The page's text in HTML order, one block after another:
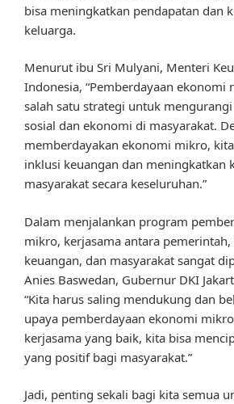
bisa meningkatkan pendapatan dan
keluarga.
Menurut ibu Sri Mulyani, Menteri
Indonesia, “Pemberdayaan ekonomi
salah satu strategi untuk
sosial dan ekonomi di masyarakat.
memberdayakan ekonomi mikro,
inklusi keuangan dan meningkatkan
masyarakat secara keseluruhan.”
Dalam menjalankan program
mikro, kerjasama antara
keuangan, dan masyarakat sangat
Anies Baswedan, Gubernur DKI
“Kita harus saling mendukung dan
upaya pemberdayaan ekonomi
kerjasama yang baik, kita bisa
yang positif bagi masyarakat.”
Jadi, penting sekali bagi kita semua